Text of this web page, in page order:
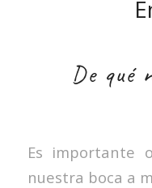
De qué
Es importante
nuestra boca a